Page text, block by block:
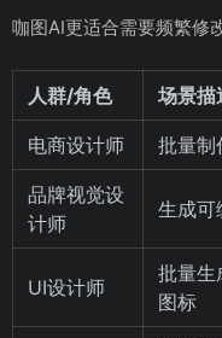
咖图AI更适合需要频繁修
人群/角色 场景描
电商设计师 批量制
品牌视觉设
计师
生成可
UI设计师
批量生
图标